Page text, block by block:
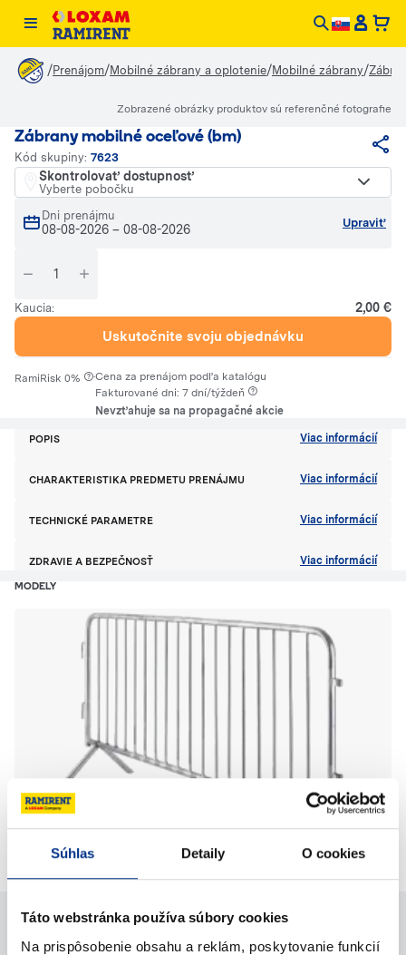
Súhlas Detaily O cookies
Táto webstránka používa súbory cookies
Na prispôsobenie obsahu a reklám, poskytovanie funkcií
/Prenájom/Mobilné zábrany a oplotenie/Mobilné zábrany/
Zábrany mobilné oceľové (bm)
Kód skupiny: 7623
Skontrolovať dostupnosť
Vyberte pobočku
Dni prenájmu
08-08-2026 – 08-08-2026 Upraviť
Kaucia: 2,00 €
Uskutočnite svoju objednávku
RamiRisk 0% ·Cena za prenájom podľa katalógu
Fakturované dni: 7 dní/týždeň
Nevzťahuje sa na propagačné akcie
Zobrazené obrázky produktov sú referenčné fotografie
POPIS Viac informácií
CHARAKTERISTIKA PREDMETU PRENÁJMU Viac informácií
TECHNICKÉ PARAMETRE Viac informácií
ZDRAVIE A BEZPEČNOSŤ Viac informácií
MODELY
Potrebujete pomoc?